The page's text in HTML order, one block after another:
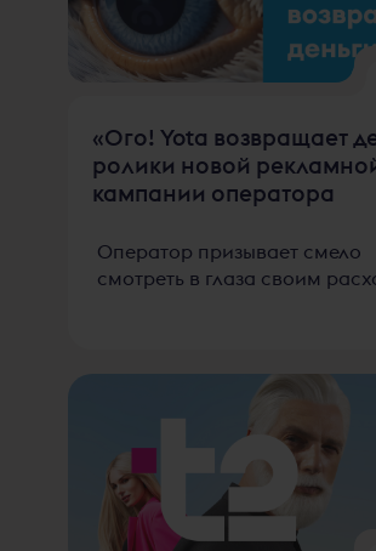
«Ого! Yota возвращает
ролики новой
кампании оператора
Оператор призывает смело
смотреть в глаза своим